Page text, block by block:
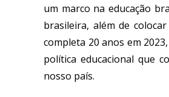
um marco na educação
brasileira, além de
completa 20 anos em
política educacional que
nosso país.